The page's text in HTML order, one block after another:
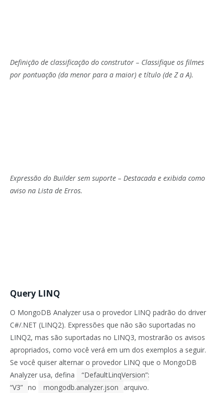
Definição de classificação do construtor – Classifique os filmes
por pontuação (da menor para a maior) e título (de Z a A).
Expressão do Builder sem suporte – Destacada e exibida como
aviso na Lista de Erros.
Query LINQ
O MongoDB Analyzer usa o provedor LINQ padrão do driver
C#/.NET (LINQ2). Expressões que não são suportadas no
LINQ2, mas são suportadas no LINQ3, mostrarão os avisos
apropriados, como você verá em um dos exemplos a seguir.
Se você quiser alternar o provedor LINQ que o MongoDB
Analyzer usa, defina
“DefaultLinqVersion”:
“V3” no mongodb.analyzer.json arquivo.